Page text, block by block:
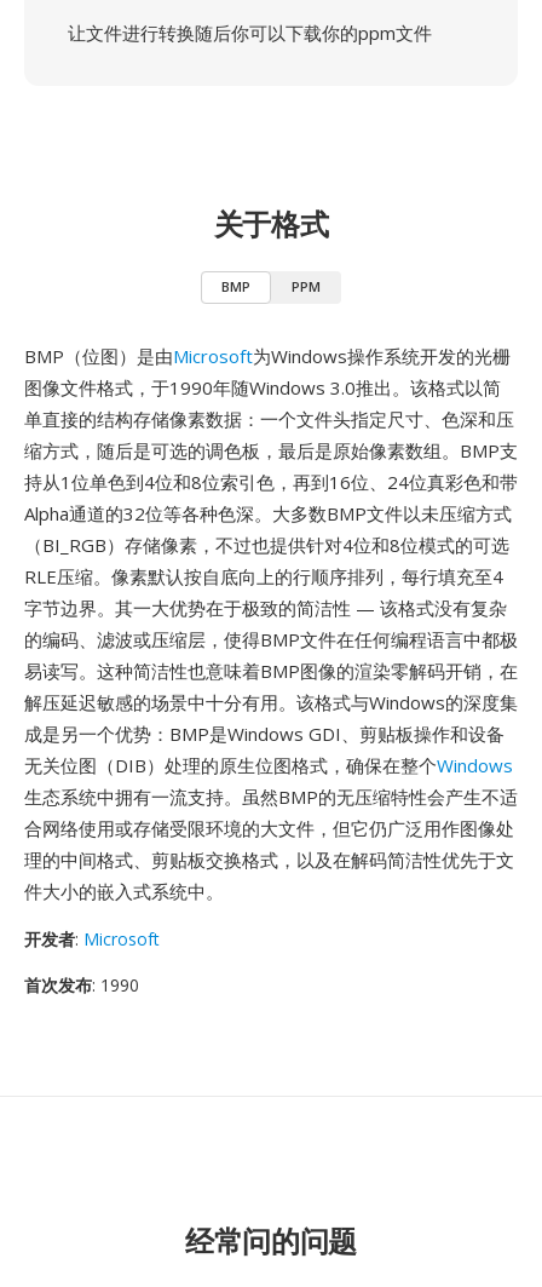
让文件进行转换随后你可以下载你的ppm文件
关于格式
BMP PPM
BMP（位图）是由Microsoft为Windows操作系统开发的光栅
图像文件格式，于1990年随Windows 3.0推出。该格式以简
单直接的结构存储像素数据：一个文件头指定尺寸、色深和压
缩方式，随后是可选的调色板，最后是原始像素数组。BMP支
持从1位单色到4位和8位索引色，再到16位、24位真彩色和带
Alpha通道的32位等各种色深。大多数BMP文件以未压缩方式
（BI_RGB）存储像素，不过也提供针对4位和8位模式的可选
RLE压缩。像素默认按自底向上的行顺序排列，每行填充至4
字节边界。其一大优势在于极致的简洁性 — 该格式没有复杂
的编码、滤波或压缩层，使得BMP文件在任何编程语言中都极
易读写。这种简洁性也意味着BMP图像的渲染零解码开销，在
解压延迟敏感的场景中十分有用。该格式与Windows的深度集
成是另一个优势：BMP是Windows GDI、剪贴板操作和设备
无关位图（DIB）处理的原生位图格式，确保在整个Windows
生态系统中拥有一流支持。虽然BMP的无压缩特性会产生不适
合网络使用或存储受限环境的大文件，但它仍广泛用作图像处
理的中间格式、剪贴板交换格式，以及在解码简洁性优先于文
件大小的嵌入式系统中。
开发者: Microsoft
首次发布: 1990
经常问的问题